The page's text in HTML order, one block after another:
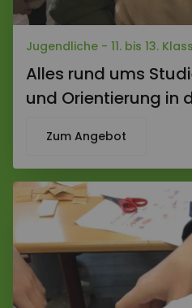
Jugendliche - 11. bis 13.
Alles rund ums
und Orientierung in
Zum Angebot